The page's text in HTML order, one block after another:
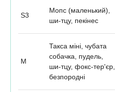
S3
Мопс (маленький),
ши-тцу, пекінес
М
Такса міні, чубата
собачка, пудель,
ши-тцу, фокс-тер'єр,
безпородні